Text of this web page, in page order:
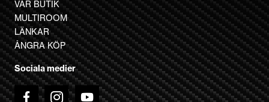
VÅR BUTIK
MULTIROOM
LÄNKAR
ÅNGRA KÖP
Sociala medier